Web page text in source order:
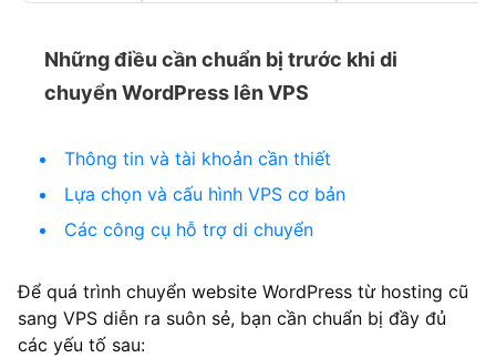
Những điều cần chuẩn bị trước khi di
chuyển WordPress lên VPS
Thông tin và tài khoản cần thiết
Lựa chọn và cấu hình VPS cơ bản
Các công cụ hỗ trợ di chuyển
Để quá trình chuyển website WordPress từ hosting cũ
sang VPS diễn ra suôn sẻ, bạn cần chuẩn bị đầy đủ
các yếu tố sau: